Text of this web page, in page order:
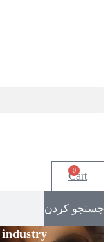
0
Cart
جستجو کردن
industry